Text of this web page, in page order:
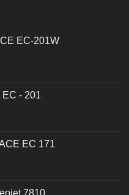
EC-201W
- 201
EC 171
7810